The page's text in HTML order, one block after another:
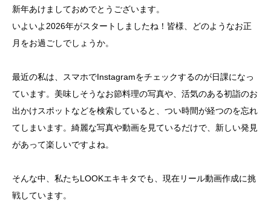
新年あけましておめでとうございます。
いよいよ2026年がスタートしましたね！皆様、どのようなお正
月をお過ごしでしょうか。
最近の私は、スマホでInstagramをチェックするのが日課になっ
ています。美味しそうなお節料理の写真や、活気のある初詣のお
出かけスポットなどを検索していると、つい時間が経つのを忘れ
てしまいます。綺麗な写真や動画を見ているだけで、新しい発見
があって楽しいですよね。
そんな中、私たちLOOKエキキタでも、現在リール動画作成に挑
戦しています。